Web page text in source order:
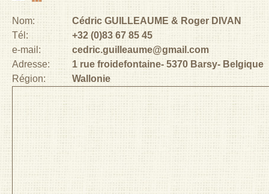
Nom:
Cédric GUILLEAUME & Roger DIVAN
Tél:
+32 (0)83 67 85 45
e-mail:
cedric.guilleaume@gmail.com
Adresse:
1 rue froidefontaine 5370 Barsy
Belgique
Région:
Wallonie